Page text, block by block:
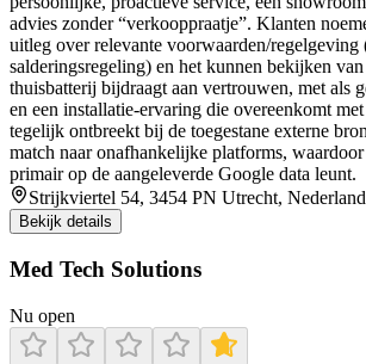
advies zonder “verkooppraatje”. Klanten
uitleg over relevante voorwaarden/regelgeving
salderingsregeling) en het kunnen bekijken
thuisbatterij bijdraagt aan vertrouwen, met als
en een installatie-ervaring die overeenkomt
tegelijk ontbreekt bij de toegestane externe
match naar onafhankelijke platforms,
primair op de aangeleverde Google data leunt.
Strijkviertel 54, 3454 PN Utrecht, Nederland
Bekijk details
Med Tech Solutions
Nu open